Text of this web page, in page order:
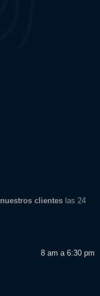
nuestros clienteslas 24
8 am a 6:30 pm